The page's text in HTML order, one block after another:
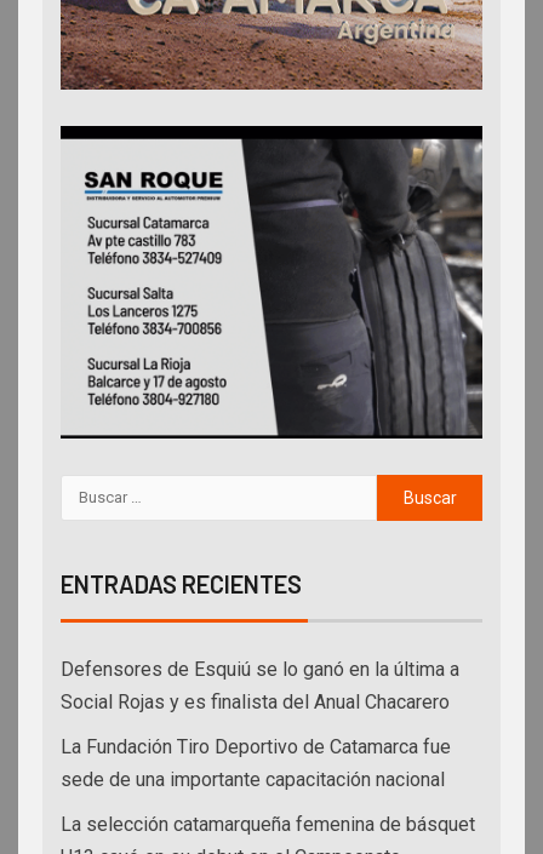
ENTRADAS RECIENTES
Defensores de Esquiú se lo ganó en la última a
Social Rojas y es finalista del Anual Chacarero
La Fundación Tiro Deportivo de Catamarca fue
sede de una importante capacitación nacional
La selección catamarqueña femenina de básquet